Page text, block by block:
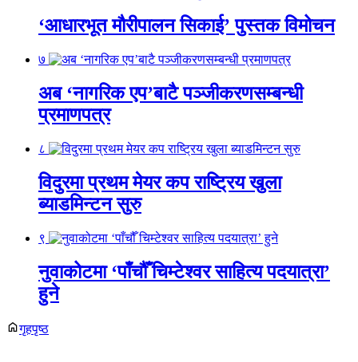
‘आधारभूत मौरीपालन सिकाई’ पुस्तक विमोचन
७
अब ‘नागरिक एप’बाटै पञ्जीकरणसम्बन्धी
प्रमाणपत्र
८
विदुरमा प्रथम मेयर कप राष्ट्रिय खुला
ब्याडमिन्टन सुरु
९
नुवाकोटमा ‘पाँचौँ चिम्टेश्वर साहित्य पदयात्रा’
हुने
गृहपृष्ठ